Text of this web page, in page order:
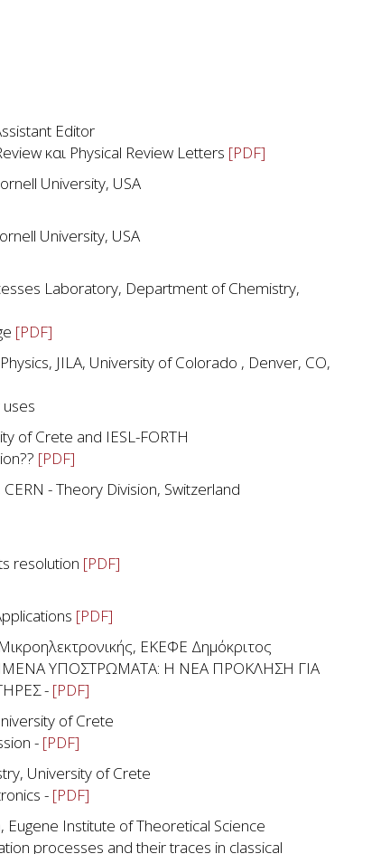
Editor
και Physical Review Letters [PDF]
University, USA
University, USA
Laboratory, Department of Chemistry,
[PDF]
JILA, University of Colorado , Denver, CO,
of Crete and IESL-FORTH
[PDF]
- Theory Division, Switzerland
resolution [PDF]
[PDF]
ΕΚΕΦΕ Δημόκριτος
ΥΠΟΣΤΡΩΜΑΤΑ: Η ΝΕΑ ΠΡΟΚΛΗΣΗ ΓΙΑ
- [PDF]
of Crete
- [PDF]
University of Crete
- [PDF]
Institute of Theoretical Science
processes and their traces in classical